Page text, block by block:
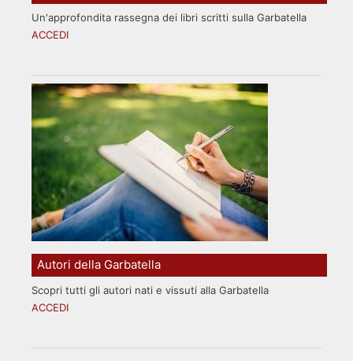
Un'approfondita rassegna dei libri scritti sulla Garbatella
ACCEDI
Autori della Garbatella
Scopri tutti gli autori nati e vissuti alla Garbatella
ACCEDI